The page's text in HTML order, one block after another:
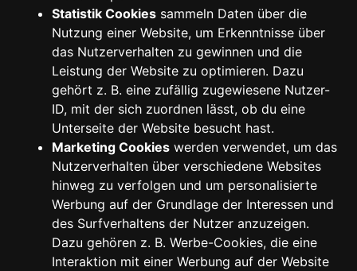
Statistik Cookies sammeln Daten über die
Nutzung einer Website, um Erkenntnisse über
das Nutzerverhalten zu gewinnen und die
Leistung der Website zu optimieren. Dazu
gehört z. B. eine zufällig zugewiesene Nutzer-
ID, mit der sich zuordnen lässt, ob du eine
Unterseite der Website besucht hast.
Marketing Cookies werden verwendet, um das
Nutzerverhalten über verschiedene Websites
hinweg zu verfolgen und um personalisierte
Werbung auf der Grundlage der Interessen und
des Surfverhaltens der Nutzer anzuzeigen.
Dazu gehören z. B. Werbe-Cookies, die eine
Interaktion mit einer Werbung auf der Website